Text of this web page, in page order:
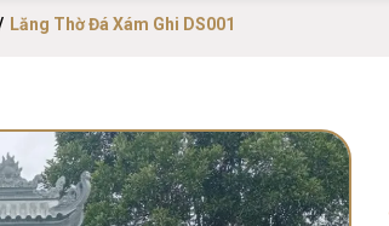
Lăng Thờ Đá Xám Ghi DS001